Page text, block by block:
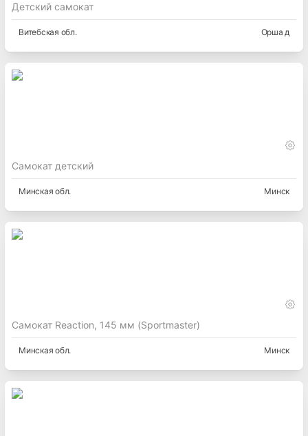
Детский самокат
Витебская обл. Орша д
Самокат детский
Минская обл. Минск
Самокат Reaction, 145 мм (Sportmaster)
Минская обл. Минск